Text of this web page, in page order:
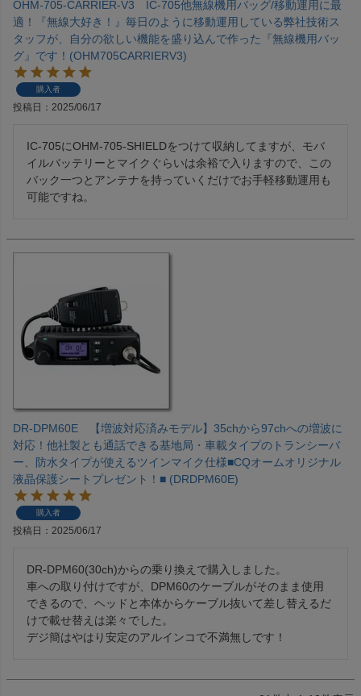
OHM-705-CARRIER-V3 IC-705他無線機用バッグ/移動運用に最
適！『無線大好き！』毎日のように移動運用している弊社技術ス
タッフが、自分の欲しい機能を盛り込んで作った『無線機用バッ
グ』です！(OHM705CARRIERV3)
購入者
投稿日 2025/06/17
IC-705にOHM-705-SHIELDをつけて収納してますが、モバ
イルバッテリーとマイクぐらいは余裕で入りますので、この
バック一つとアンテナを持っていくだけでお手軽移動運用も
可能ですね。
DR-DPM60E 【増波対応済みモデル】35chから97chへの増波に
対応！他社製とも通話できる基地局・車載タイプのトランシーバ
ー、防水タイプが使えるツインマイク仕様■CQオームオリジナル
液晶保護シートプレゼント！■ (DRDPM60E)
購入者
投稿日 2025/06/17
DR-DPM60(30ch)からの乗り換えで購入しました。
車への取り付けですが、DPM60のケーブルがそのまま使用
できるので、ヘッドと本体からケーブル抜いて差し替えるだ
けで載せ替えは楽々でした。
デジ簡はやはり安定のアルインコで不満無しです！